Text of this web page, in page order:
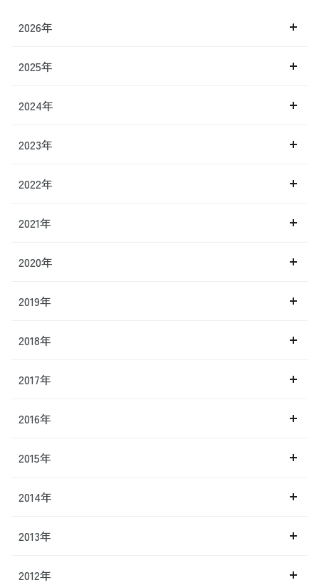
2026年
2025年
2024年
2023年
2022年
2021年
2020年
2019年
2018年
2017年
2016年
2015年
2014年
2013年
2012年